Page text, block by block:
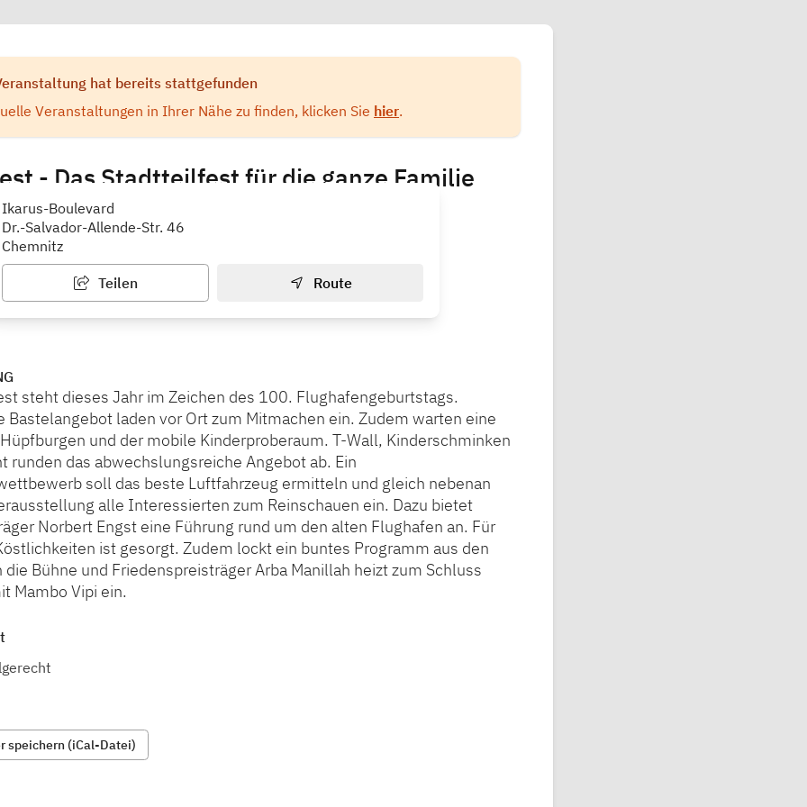
hat bereits stattgefunden
Veranstaltungen in Ihrer Nähe zu finden, klicken Sie hier.
- Das Stadtteilfest für die ganze Familie
Chemnitz Süd
Ikarus-Boulevard
Dr.-Salvador-Allende-Str. 46
Chemnitz
Teilen Route
steht dieses Jahr im Zeichen des 100. Flughafengeburtstags.
Bastelangebot laden vor Ort zum Mitmachen ein. Zudem warten eine
und der mobile Kinderproberaum. T-Wall, Kinderschminken
runden das abwechslungsreiche Angebot ab. Ein
soll das beste Luftfahrzeug ermitteln und gleich nebenan
alle Interessierten zum Reinschauen ein. Dazu bietet
Norbert Engst eine Führung rund um den alten Flughafen an. Für
ist gesorgt. Zudem lockt ein buntes Programm aus den
Bühne und Friedenspreisträger Arba Manillah heizt zum Schluss
Mambo Vipi ein.
speichern (iCal-Datei)